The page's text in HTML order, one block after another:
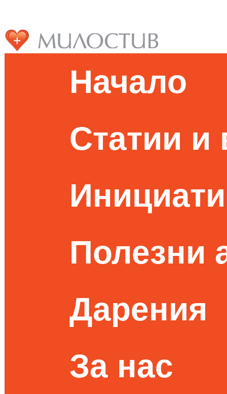
Начало
Статии и
Полезни
Дарения
За нас